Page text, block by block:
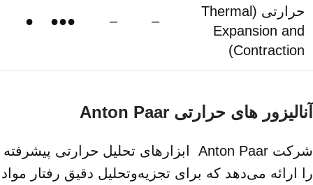
حرارتی (Thermal
Expansion and
Contraction)
–
–
●●●
●
آنالیزور های حرارتی Anton Paar
شرکت Anton Paar ابزارهای تحلیل حرارتی پیشرفته
را ارائه می‌دهد که برای تجزیه‌وتحلیل دقیق رفتار مواد